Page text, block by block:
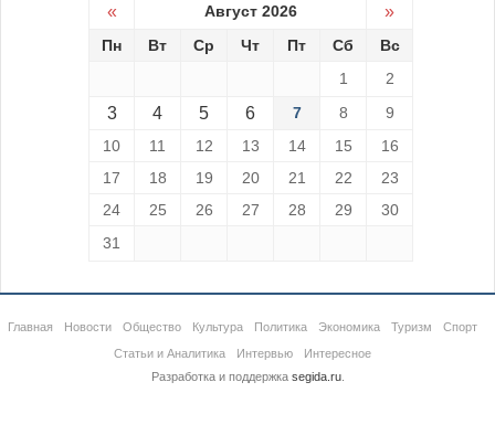
« Август 2026 »
Пн Вт Ср Чт Пт Сб
Вс
1
2
3 4 5 6 7 8
9
10
11 12 13 14 15
16
17
18 19 20 21 22
23
24
25 26 27 28 29
30
31
Главная Новости Общество Культура Политика Экономика Туризм
Спорт
Статьи и Аналитика
Интервью
Интересное
Разработка и поддержка segida.ru.